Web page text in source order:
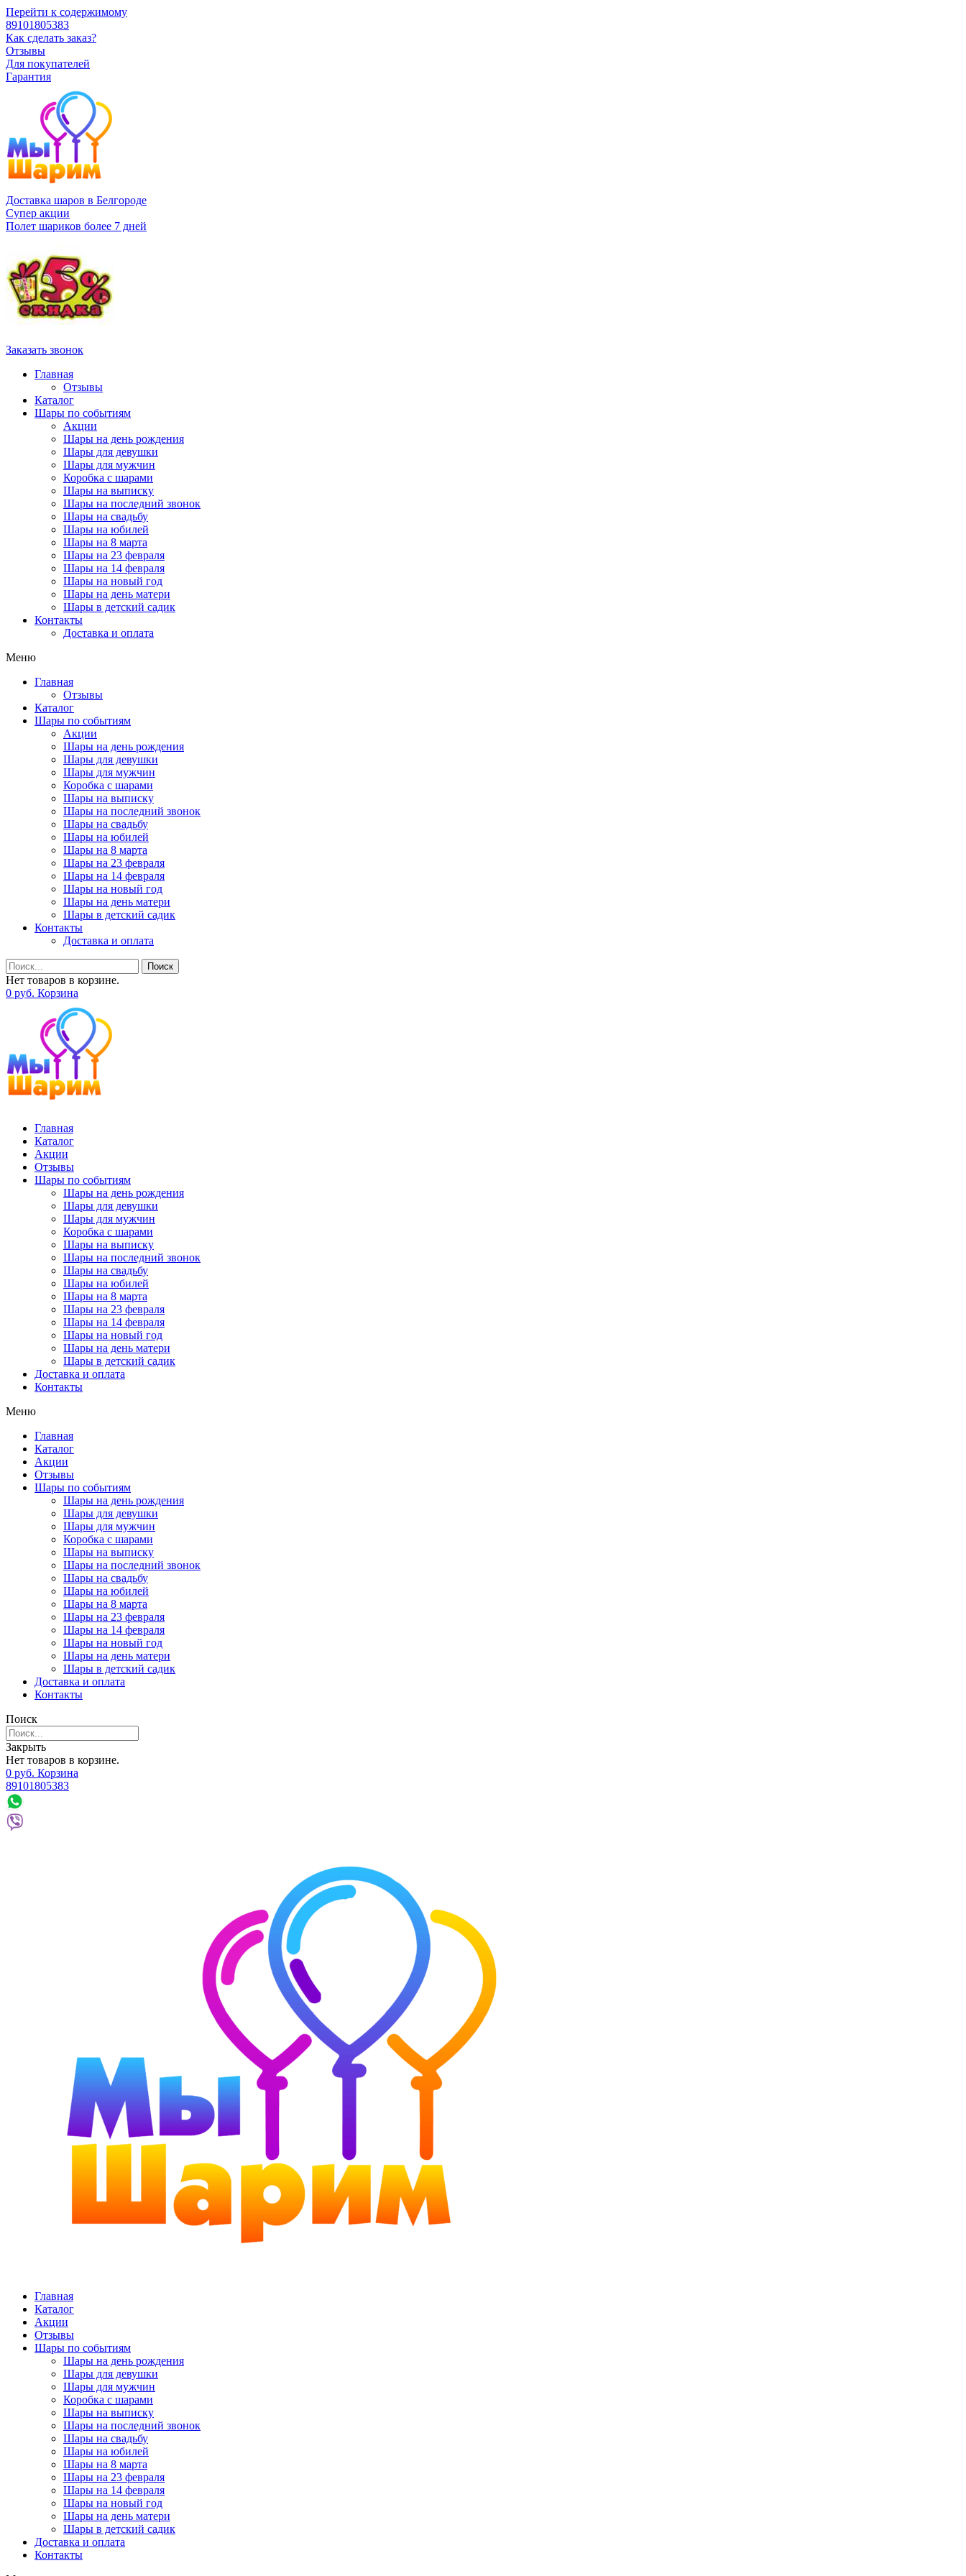
Перейти к содержимому
89101805383
Как сделать заказ?
Отзывы
Для покупателей
Гарантия
Доставка шаров в Белгороде
Супер акции
Полет шариков более 7 дней
Заказать звонок
Главная
Отзывы
Каталог
Шары по событиям
Акции
Шары на день рождения
Шары для девушки
Шары для мужчин
Коробка с шарами
Шары на выписку
Шары на последний звонок
Шары на свадьбу
Шары на юбилей
Шары на 8 марта
Шары на 23 февраля
Шары на 14 февраля
Шары на новый год
Шары на день матери
Шары в детский садик
Контакты
Доставка и оплата
Меню
Главная
Отзывы
Каталог
Шары по событиям
Акции
Шары на день рождения
Шары для девушки
Шары для мужчин
Коробка с шарами
Шары на выписку
Шары на последний звонок
Шары на свадьбу
Шары на юбилей
Шары на 8 марта
Шары на 23 февраля
Шары на 14 февраля
Шары на новый год
Шары на день матери
Шары в детский садик
Контакты
Доставка и оплата
Поиск
Нет товаров в корзине.
0 руб. Корзина
Главная
Каталог
Акции
Отзывы
Шары по событиям
Шары на день рождения
Шары для девушки
Шары для мужчин
Коробка с шарами
Шары на выписку
Шары на последний звонок
Шары на свадьбу
Шары на юбилей
Шары на 8 марта
Шары на 23 февраля
Шары на 14 февраля
Шары на новый год
Шары на день матери
Шары в детский садик
Доставка и оплата
Контакты
Меню
Главная
Каталог
Акции
Отзывы
Шары по событиям
Шары на день рождения
Шары для девушки
Шары для мужчин
Коробка с шарами
Шары на выписку
Шары на последний звонок
Шары на свадьбу
Шары на юбилей
Шары на 8 марта
Шары на 23 февраля
Шары на 14 февраля
Шары на новый год
Шары на день матери
Шары в детский садик
Доставка и оплата
Контакты
Поиск
Закрыть
Нет товаров в корзине.
0 руб. Корзина
89101805383
Главная
Каталог
Акции
Отзывы
Шары по событиям
Шары на день рождения
Шары для девушки
Шары для мужчин
Коробка с шарами
Шары на выписку
Шары на последний звонок
Шары на свадьбу
Шары на юбилей
Шары на 8 марта
Шары на 23 февраля
Шары на 14 февраля
Шары на новый год
Шары на день матери
Шары в детский садик
Доставка и оплата
Контакты